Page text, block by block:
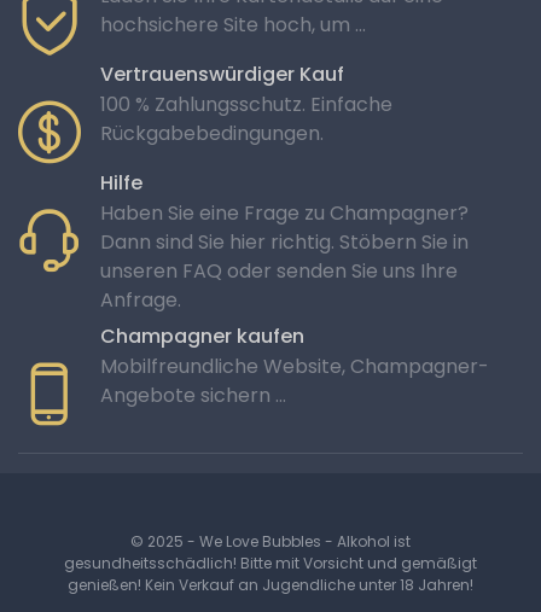
hochsichere Site hoch, um ...
Vertrauenswürdiger Kauf
100 % Zahlungsschutz. Einfache
Rückgabebedingungen.
Hilfe
Haben Sie eine Frage zu Champagner?
Dann sind Sie hier richtig. Stöbern Sie in
unseren FAQ oder senden Sie uns Ihre
Anfrage.
Champagner kaufen
Mobilfreundliche Website, Champagner-
Angebote sichern …
© 2025 - We Love Bubbles - Alkohol ist
gesundheitsschädlich! Bitte mit Vorsicht und gemäßigt
genießen! Kein Verkauf an Jugendliche unter 18 Jahren!